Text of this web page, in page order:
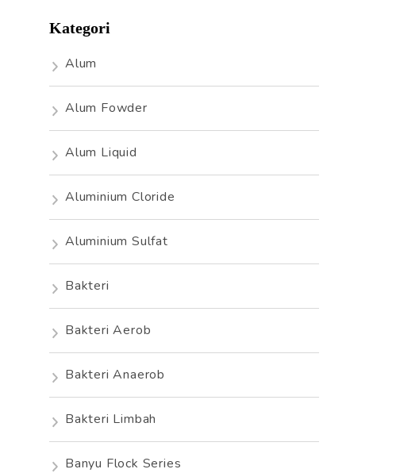
Kategori
Alum
Alum Fowder
Alum Liquid
Aluminium Cloride
Aluminium Sulfat
Bakteri
Bakteri Aerob
Bakteri Anaerob
Bakteri Limbah
Banyu Flock Series